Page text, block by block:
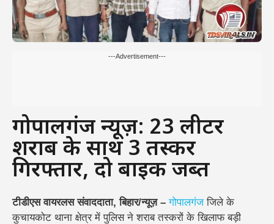
---Advertisement---
गोपालगंज न्यूज़: 23 लीटर
शराब के साथ 3 तस्कर
गिरफ्तार, दो बाइक जब्त
टीडीएस वायरलस संवाददाता, बिहार/न्यूज़ – गोपालगंजजिले के
कुचायकोट थाना क्षेत्र में पुलिस ने शराब तस्करों के खिलाफ बड़ी